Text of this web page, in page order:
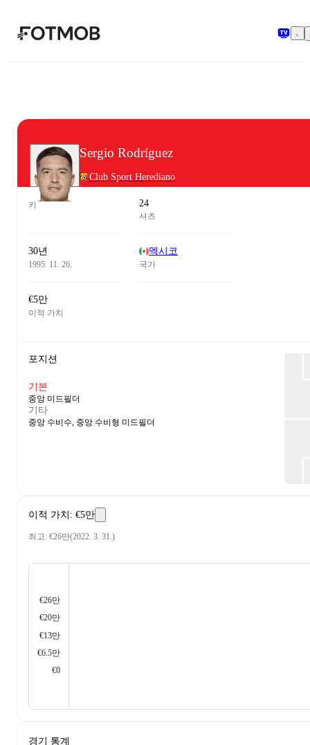
본문으로 건너뛰기
Sergio Rodríguez
Club Sport Herediano
키 24
셔츠
30년
1995. 11. 26.
멕시코
국가
€5만
이적 가치
포지션
기본
중앙 미드필더
기타
중앙 수비수, 중앙 수비형 미드필더
이적 가치 : €5만
최고: €26만(2022. 3. 31.)
€26만
€20만
€13만
€6.5만
€0
경기 통계